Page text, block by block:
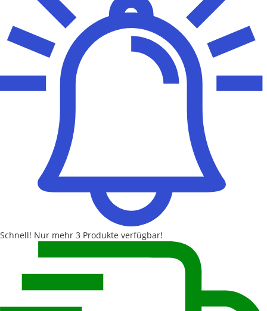
Schnell! Nur mehr 3 Produkte verfügbar!